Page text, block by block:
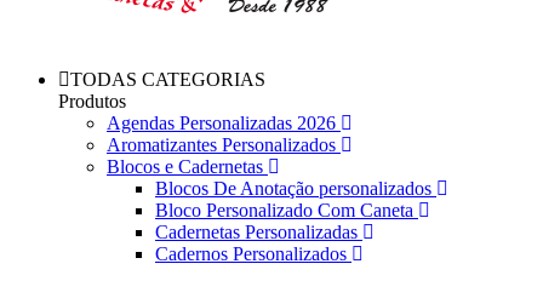
TODAS CATEGORIAS
Produtos
Agendas Personalizadas 2026
Aromatizantes Personalizados
Blocos e Cadernetas
Blocos De Anotação personalizados
Bloco Personalizado Com Caneta
Cadernetas Personalizadas
Cadernos Personalizados